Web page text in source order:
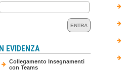
ENTRA
IN EVIDENZA
Collegamento Insegnamenti
con Teams